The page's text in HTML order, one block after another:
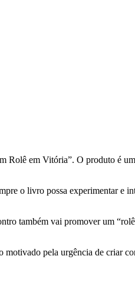
Rolê em Vitória”. O produto é
o livro possa experimentar e
também vai promover um
pela urgência de criar